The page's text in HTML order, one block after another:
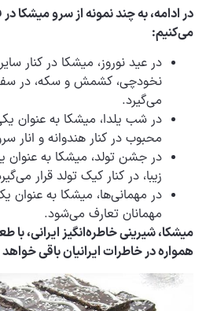
در ادامه، به چند نمونه از سرو میشکا
می‌کنیم:
در عید نوروز، میشکا در کنار
نخودچی، کشمش و سکه، در
می‌گیرد.
در شب یلدا، میشکا به عنوان
محبوب در کنار هندوانه و انار
در جشن تولد، میشکا به
زیبا، در کنار کیک تولد قرار
در مهمانی‌ها، میشکا به عنوان
مهمانان تعارف می‌شود.
میشکا، شیرینی خاطره‌انگیز ایرانی،
همواره در خاطرات ایرانیان باقی